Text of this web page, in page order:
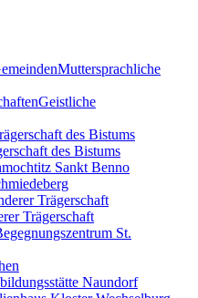
Muttersprachliche
Geistliche
des Bistums
Sankt Benno
Trägerschaft
St.
Naundorf